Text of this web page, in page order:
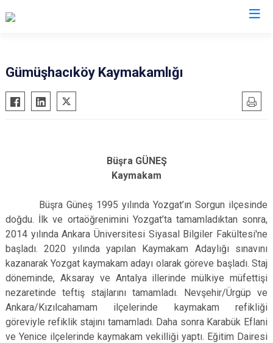
Gümüşhacıköy Kaymakamlığı
Büşra GÜNEŞ
Kaymakam
Büşra Güneş 1995 yılında Yozgat’ın Sorgun ilçesinde
doğdu. İlk ve ortaöğrenimini Yozgat’ta tamamladıktan sonra,
2014 yılında Ankara Üniversitesi Siyasal Bilgiler Fakültesi'ne
başladı. 2020 yılında yapılan Kaymakam Adaylığı sınavını
kazanarak Yozgat kaymakam adayı olarak göreve başladı. Staj
döneminde, Aksaray ve Antalya illerinde mülkiye müfettişi
nezaretinde teftiş stajlarını tamamladı. Nevşehir/Ürgüp ve
Ankara/Kızılcahamam ilçelerinde kaymakam refikliği
göreviyle refiklik stajını tamamladı. Daha sonra Karabük Eflani
ve Yenice ilçelerinde kaymakam vekilliği yaptı. Eğitim Dairesi